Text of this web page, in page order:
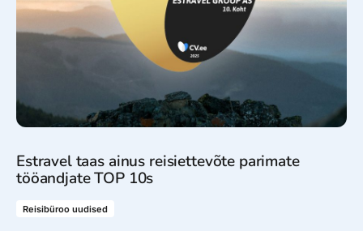
Estravel taas ainus reisiettevõte parimate
tööandjate TOP 10s
Reisibüroo uudised